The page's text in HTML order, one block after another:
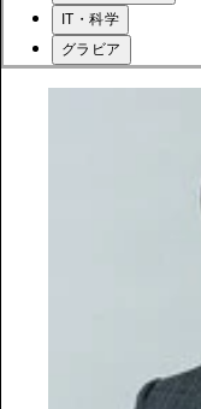
IT・科学
グラビア